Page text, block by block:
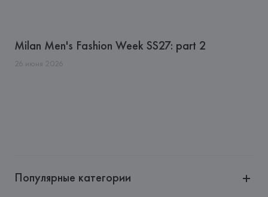
Milan Men's Fashion Week SS27: part 2
26 июня 2026
Популярные категории